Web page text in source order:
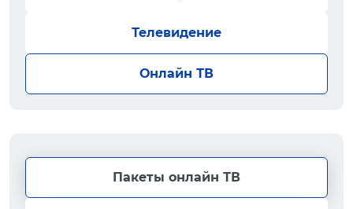
Телевидение
Онлайн ТВ
Пакеты онлайн ТВ